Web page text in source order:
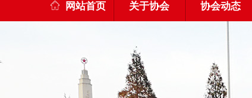
网站首页 关于协会 协会动态